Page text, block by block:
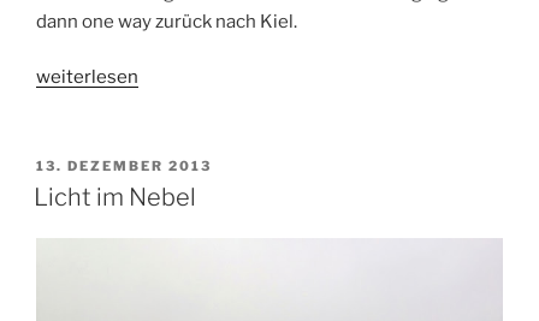
dann one way zurück nach Kiel.
„One
weiterlesen
VERÖFFENTLICHT
AM
13. DEZEMBER 2013
Licht im Nebel